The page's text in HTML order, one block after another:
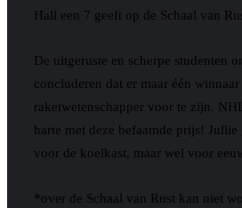
Hall een 7 geeft op de Schaal van
De uitgeruste en scherpe studenten
concluderen dat er maar één
raketwetenschapper voor te zijn.
harte met deze befaamde prijs! Jullie
voor de koelkast, maar wel voor
*over de Schaal van Rust kan niet